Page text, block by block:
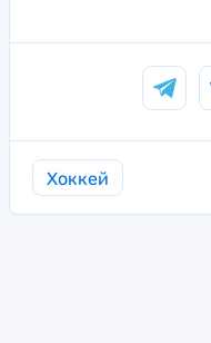
Хоккей